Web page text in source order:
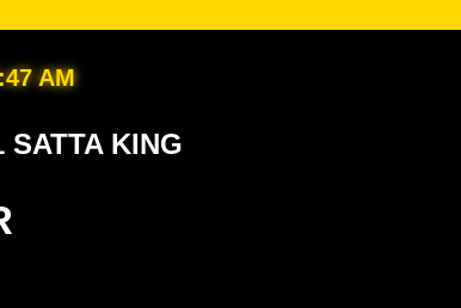
AM
SATTA KING